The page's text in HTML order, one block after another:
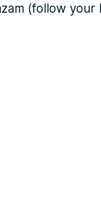
(follow your